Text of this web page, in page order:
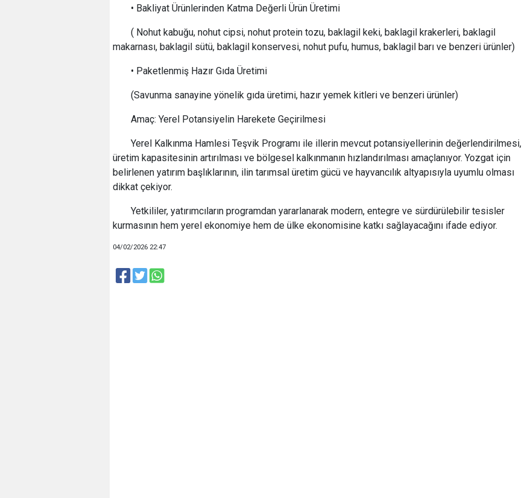
• Bakliyat Ürünlerinden Katma Değerli Ürün Üretimi
( Nohut kabuğu, nohut cipsi, nohut protein tozu, baklagil keki, baklagil krakerleri, baklagil
makarnası, baklagil sütü, baklagil konservesi, nohut pufu, humus, baklagil barı ve benzeri ürünler)
• Paketlenmiş Hazır Gıda Üretimi
(Savunma sanayine yönelik gıda üretimi, hazır yemek kitleri ve benzeri ürünler)
Amaç: Yerel Potansiyelin Harekete Geçirilmesi
Yerel Kalkınma Hamlesi Teşvik Programı ile illerin mevcut potansiyellerinin değerlendirilmesi,
üretim kapasitesinin artırılması ve bölgesel kalkınmanın hızlandırılması amaçlanıyor. Yozgat için
belirlenen yatırım başlıklarının, ilin tarımsal üretim gücü ve hayvancılık altyapısıyla uyumlu olması
dikkat çekiyor.
Yetkililer, yatırımcıların programdan yararlanarak modern, entegre ve sürdürülebilir tesisler
kurmasının hem yerel ekonomiye hem de ülke ekonomisine katkı sağlayacağını ifade ediyor.
04/02/2026 22:47